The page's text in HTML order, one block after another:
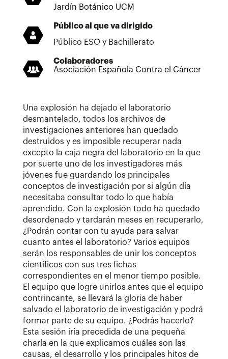
Jardín Botánico UCM
Público al que va dirigido
Público ESO y Bachillerato
Colaboradores
Asociación Española Contra el Cáncer
Una explosión ha dejado el laboratorio
desmantelado, todos los archivos de
investigaciones anteriores han quedado
destruidos y es imposible recuperar nada
excepto la caja negra del laboratorio en la que
por suerte uno de los investigadores más
jóvenes fue guardando los principales
conceptos de investigación por si algún día
necesitaba consultar todo lo que había
aprendido. Con la explosión todo ha quedado
desordenado y tardarán meses en recuperarlo,
¿Podrán contar con tu ayuda para salvar
cuanto antes el laboratorio? Varios equipos
serán los responsables de unir los conceptos
científicos con sus tres fichas
correspondientes en el menor tiempo posible.
El equipo que logre unirlos antes que el equipo
contrincante, se llevará la gloria de haber
salvado el laboratorio de investigación y podrá
formar parte de su equipo. ¿Podrás hacerlo?
Esta sesión iría precedida de una pequeña
charla en la que explicamos cuáles son las
causas, el desarrollo y los principales hitos de